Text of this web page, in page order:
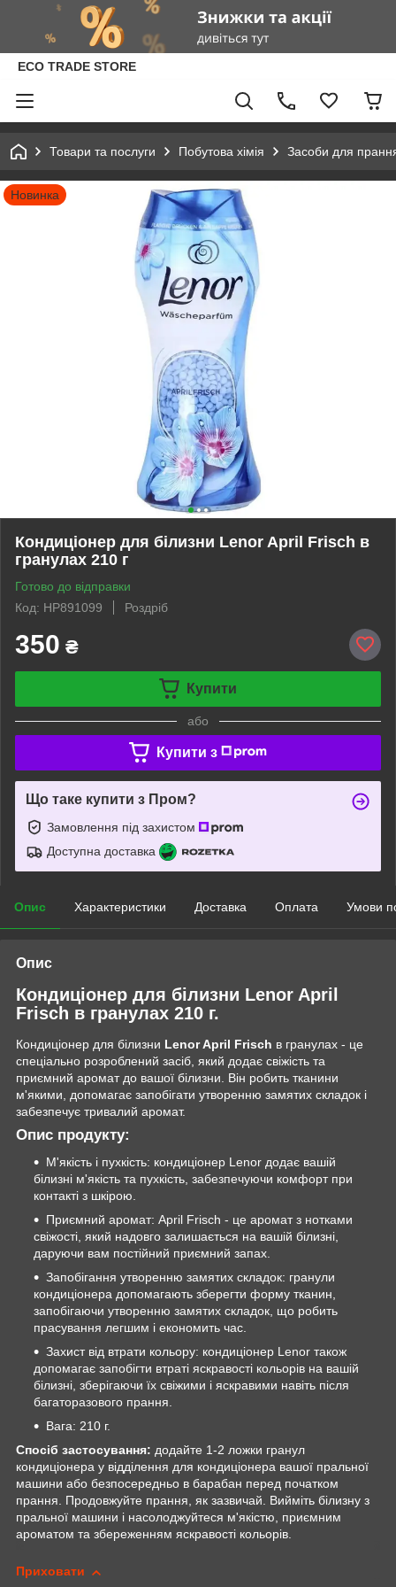
ECO TRADE STORE
Товари та послуги Побутова хімія Засоби для
Новинка
Кондиціонер для білизни Lenor April Frisch в
гранулах 210 г
Готово до відправки
Код: HP891099
Роздріб
350 ₴
Купити
або
Купити з
Що таке купити з Пром?
Замовлення під захистом
Доступна доставка
Опис Характеристики Доставка Оплата Умови
Опис
Кондиціонер для білизни Lenor April
Frisch в гранулах 210 г.
Кондиціонер для білизни Lenor April Frisch в гранулах - це
спеціально розроблений засіб, який додає свіжість та
приємний аромат до вашої білизни. Він робить тканини
м'якими, допомагає запобігати утворенню замятих складок і
забезпечує тривалий аромат.
Опис продукту:
М'якість і пухкість: кондиціонер Lenor додає вашій
білизні м'якість та пухкість, забезпечуючи комфорт при
контакті з шкірою.
Приємний аромат: April Frisch - це аромат з нотками
свіжості, який надовго залишається на вашій білизні,
даруючи вам постійний приємний запах.
Запобігання утворенню замятих складок: гранули
кондиціонера допомагають зберегти форму тканин,
запобігаючи утворенню замятих складок, що робить
прасування легшим і економить час.
Захист від втрати кольору: кондиціонер Lenor також
допомагає запобігти втраті яскравості кольорів на вашій
білизні, зберігаючи їх свіжими і яскравими навіть після
багаторазового прання.
Вага: 210 г.
Спосіб застосування: додайте 1-2 ложки гранул
кондиціонера у відділення для кондиціонера вашої пральної
машини або безпосередньо в барабан перед початком
прання. Продовжуйте прання, як зазвичай. Вийміть білизну з
пральної машини і насолоджуйтеся м'якістю, приємним
ароматом та збереженням яскравості кольорів.
Приховати